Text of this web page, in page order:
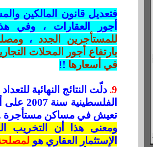
فتعديل قانون المالكين
أجور العقارات ، وفي
للمستأجرين الجدد ،
بارتفاع أجور المحلات
في أسعارها !!
9. دلّت النتائج النهائية
تعيش في مساكن مستأجرة
ومعنى هذا أن التخريب
الإستثمار العقاري هو